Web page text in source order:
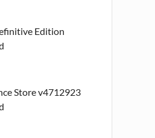
Edition
Store v4712923